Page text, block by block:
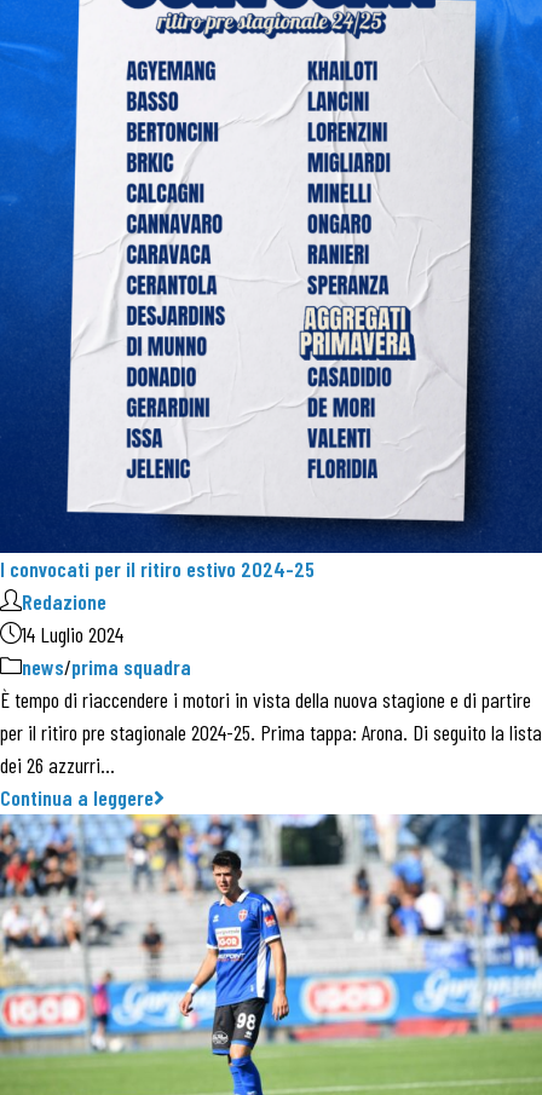
I convocati per il ritiro estivo 2024-25
Redazione
14 Luglio 2024
news/prima squadra
È tempo di riaccendere i motori in vista della nuova stagione e di partire
per il ritiro pre stagionale 2024-25. Prima tappa: Arona. Di seguito la lista
dei 26 azzurri…
Continua a leggere